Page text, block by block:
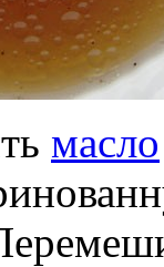
масло